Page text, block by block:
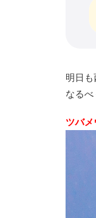
明日も
なる
ツバメ